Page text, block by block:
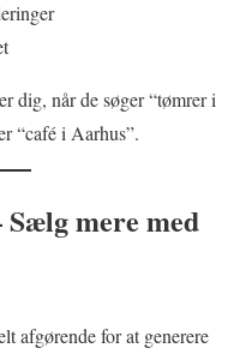
dig, når de søger “tømrer i
“café i Aarhus”.
mere med
afgørende for at generere